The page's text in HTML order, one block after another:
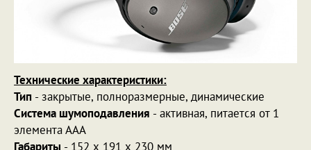
Технические характеристики:
Тип - закрытые, полноразмерные, динамические
Система шумоподавления - активная, питается от 1
элемента ААА
Габариты - 152 х 191 х 230 мм